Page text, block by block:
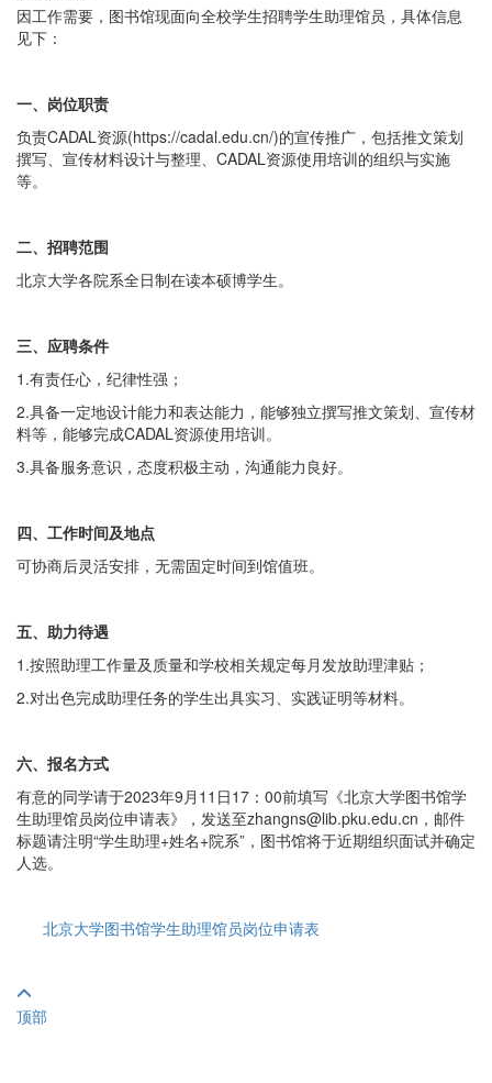
因工作需要，图书馆现面向全校学生招聘学生助理馆员，具体信息
见下：
一、岗位职责
负责CADAL资源(https://cadal.edu.cn/)的宣传推广，包括推文策划
撰写、宣传材料设计与整理、CADAL资源使用培训的组织与实施
等。
二、招聘范围
北京大学各院系全日制在读本硕博学生。
三、应聘条件
1.有责任心，纪律性强；
2.具备一定地设计能力和表达能力，能够独立撰写推文策划、宣传材
料等，能够完成CADAL资源使用培训。
3.具备服务意识，态度积极主动，沟通能力良好。
四、工作时间及地点
可协商后灵活安排，无需固定时间到馆值班。
五、助力待遇
1.按照助理工作量及质量和学校相关规定每月发放助理津贴；
2.对出色完成助理任务的学生出具实习、实践证明等材料。
六、报名方式
有意的同学请于2023年9月11日17：00前填写《北京大学图书馆学
生助理馆员岗位申请表》，发送至zhangns@lib.pku.edu.cn，邮件
标题请注明“学生助理+姓名+院系”，图书馆将于近期组织面试并确定
人选。
北京大学图书馆学生助理馆员岗位申请表
顶部